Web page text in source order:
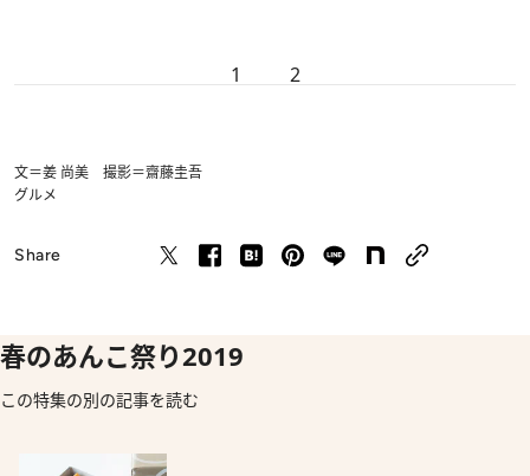
1 2
文＝姜 尚美 撮影＝齋藤圭吾
グルメ
Share
春のあんこ祭り2019
この特集の別の記事を読む